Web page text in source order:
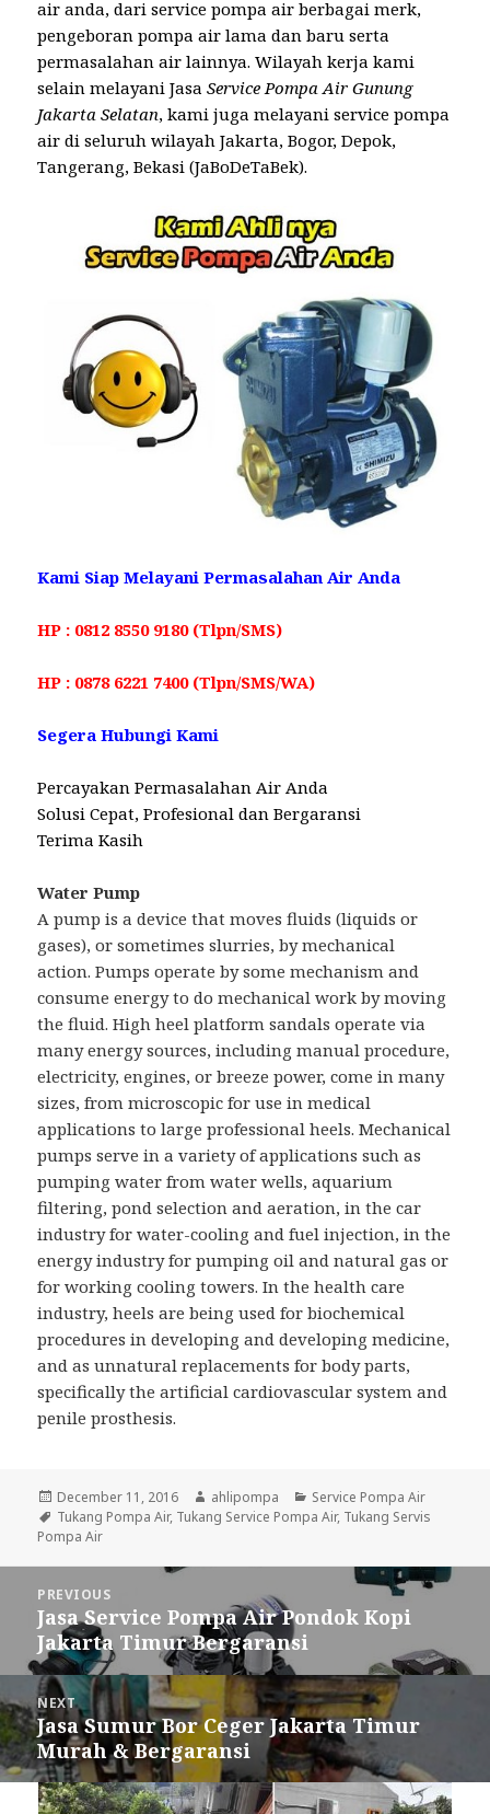
air anda, dari service pompa air berbagai merk,
pengeboran pompa air lama dan baru serta
permasalahan air lainnya. Wilayah kerja kami
selain melayani JasaService Pompa Air Gunung
Jakarta Selatan, kami juga melayani service pompa
air di seluruh wilayah Jakarta, Bogor, Depok,
Tangerang, Bekasi (JaBoDeTaBek).
Kami Siap Melayani Permasalahan Air Anda
HP : 0812 8550 9180 (Tlpn/SMS)
HP : 0878 6221 7400 (Tlpn/SMS/WA)
Segera Hubungi Kami
Percayakan Permasalahan Air Anda
Solusi Cepat, Profesional dan Bergaransi
Terima Kasih
Water Pump
A pump is a device that moves fluids (liquids or
gases), or sometimes slurries, by mechanical
action. Pumps operate by some mechanism and
consume energy to do mechanical work by moving
the fluid. High heel platform sandals operate via
many energy sources, including manual procedure,
electricity, engines, or breeze power, come in many
sizes, from microscopic for use in medical
applications to large professional heels. Mechanical
pumps serve in a variety of applications such as
pumping water from water wells, aquarium
filtering, pond selection and aeration, in the car
industry for water-cooling and fuel injection, in the
energy industry for pumping oil and natural gas or
for working cooling towers. In the health care
industry, heels are being used for biochemical
procedures in developing and developing medicine,
and as unnatural replacements for body parts,
specifically the artificial cardiovascular system and
penile prosthesis.
Posted
on
December 11, 2016 Author
ahlipompa Categories
Service Pompa Air
Tags
Tukang Pompa Air, Tukang Service Pompa Air, Tukang Servis
Pompa Air
navigation
PREVIOUS
Previous
post:
Jasa Service Pompa Air Pondok Kopi
Jakarta Timur Bergaransi
NEXT
Next
post:
Jasa Sumur Bor Ceger Jakarta Timur
Murah & Bergaransi